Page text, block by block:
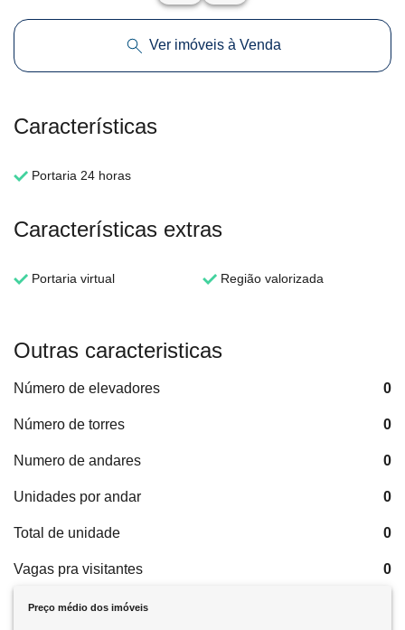
Ver imóveis à Venda
Características
Portaria 24 horas
Características extras
Portaria virtual Região valorizada
Outras caracteristicas
Número de elevadores 0
Número de torres 0
Numero de andares 0
Unidades por andar 0
Total de unidade 0
Vagas pra visitantes 0
Preço médio dos imóveis